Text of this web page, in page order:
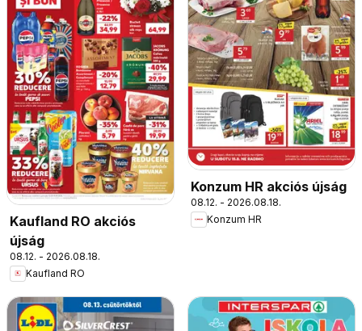
Kaufland RO akciós
újság
08.12. - 2026.08.18.
Kaufland RO
Konzum HR akciós újság
08.12. - 2026.08.18.
Konzum HR